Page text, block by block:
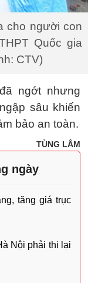
cho người con
Quốc gia
CTV)
ngớt nhưng
sâu khiến
bảo an toàn.
TÙNG LÂM
ngày
tăng giá trục
Nội phải thi lại